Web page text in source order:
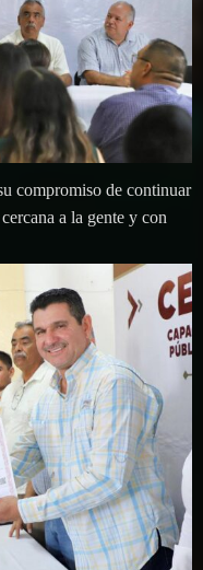
compromiso de continuar
a la gente y con